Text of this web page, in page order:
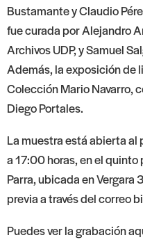
Bustamante y Claudio
fue curada por Alejandro
Archivos UDP, y Samuel
Además, la exposición de
Colección Mario Navarro,
Diego Portales.
La muestra está abierta
a 17:00 horas, en el
Parra, ubicada en
previa a través del correo
Puedes ver la grabación